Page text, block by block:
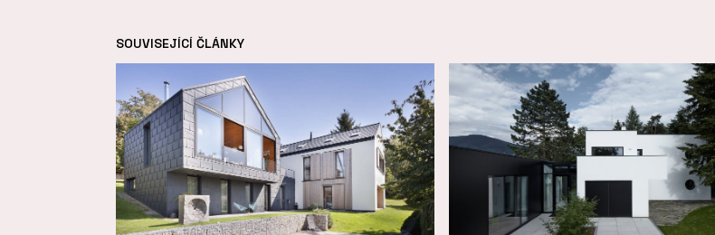
SOUVISEJÍCÍ ČLÁNKY